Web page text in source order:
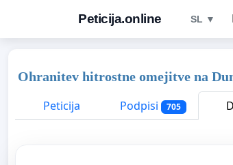
Peticija.online SL ▼
Ohranitev hitrostne omejitve na
Peticija
Podpisi 705